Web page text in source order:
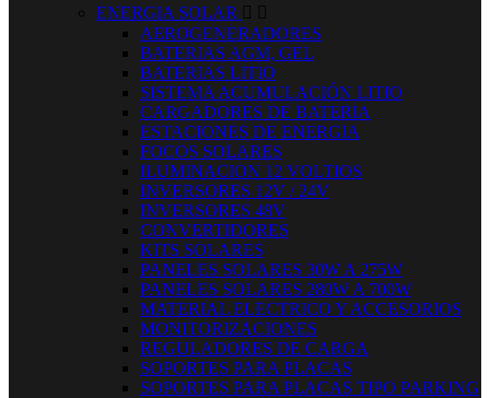
ENERGIA SOLAR  
AEROGENERADORES
BATERIAS AGM, GEL
BATERIAS LITIO
SISTEMA ACUMULACIÓN LITIO
CARGADORES DE BATERIA
ESTACIONES DE ENERGIA
FOCOS SOLARES
ILUMINACION 12 VOLTIOS
INVERSORES 12V / 24V
INVERSORES 48V
CONVERTIDORES
KITS SOLARES
PANELES SOLARES 30W A 275W
PANELES SOLARES 280W A 700W
MATERIAL ELECTRICO Y ACCESORIOS
MONITORIZACIONES
REGULADORES DE CARGA
SOPORTES PARA PLACAS
SOPORTES PARA PLACAS TIPO PARKING